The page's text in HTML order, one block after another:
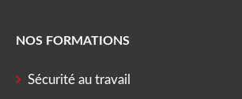
NOS FORMATIONS
Sécurité au travail